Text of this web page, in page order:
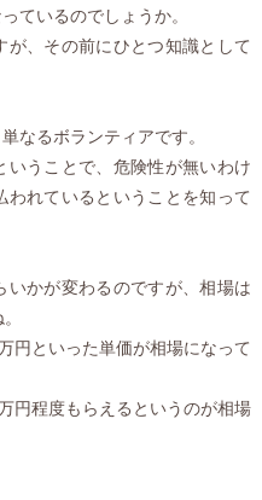
ているのでしょうか。
、その前にひとつ知識として
なるボランティアです。
いうことで、危険性が無いわけ
れているということを知って
かが変わるのですが、相場は
円といった単価が相場になって
円程度もらえるというのが相場